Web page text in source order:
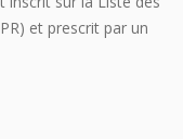
et prescrit par un